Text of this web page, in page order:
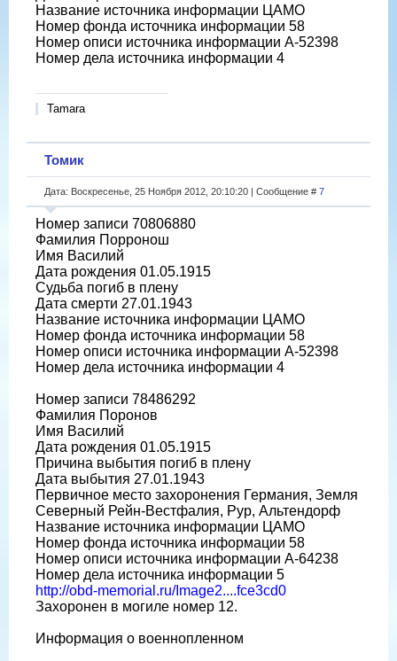
Название источника информации ЦАМО
Номер фонда источника информации 58
Номер описи источника информации A-52398
Номер дела источника информации 4
Tamara
Томик
Дата: Воскресенье, 25 Ноября 2012, 20:10:20 | Сообщение # 7
Номер записи 70806880
Фамилия Порронош
Имя Василий
Дата рождения 01.05.1915
Судьба погиб в плену
Дата смерти 27.01.1943
Название источника информации ЦАМО
Номер фонда источника информации 58
Номер описи источника информации A-52398
Номер дела источника информации 4
Номер записи 78486292
Фамилия Поронов
Имя Василий
Дата рождения 01.05.1915
Причина выбытия погиб в плену
Дата выбытия 27.01.1943
Первичное место захоронения Германия, Земля
Северный Рейн-Вестфалия, Рур, Альтендорф
Название источника информации ЦАМО
Номер фонда источника информации 58
Номер описи источника информации A-64238
Номер дела источника информации 5
http://obd-memorial.ru/Image2....fce3cd0
Захоронен в могиле номер 12.
Информация о военнопленном